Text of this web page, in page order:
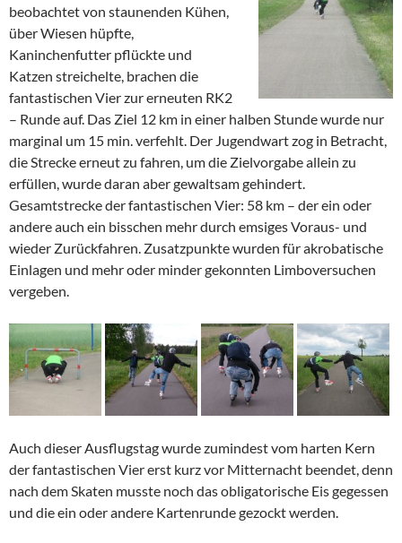
beobachtet von staunenden Kühen,
über Wiesen hüpfte,
Kaninchenfutter pflückte und
Katzen streichelte, brachen die
fantastischen Vier zur erneuten RK2
– Runde auf. Das Ziel 12 km in einer halben Stunde wurde nur
marginal um 15 min. verfehlt. Der Jugendwart zog in Betracht,
die Strecke erneut zu fahren, um die Zielvorgabe allein zu
erfüllen, wurde daran aber gewaltsam gehindert.
Gesamtstrecke der fantastischen Vier: 58 km – der ein oder
andere auch ein bisschen mehr durch emsiges Voraus- und
wieder Zurückfahren. Zusatzpunkte wurden für akrobatische
Einlagen und mehr oder minder gekonnten Limboversuchen
vergeben.
Auch dieser Ausflugstag wurde zumindest vom harten Kern
der fantastischen Vier erst kurz vor Mitternacht beendet, denn
nach dem Skaten musste noch das obligatorische Eis gegessen
und die ein oder andere Kartenrunde gezockt werden.